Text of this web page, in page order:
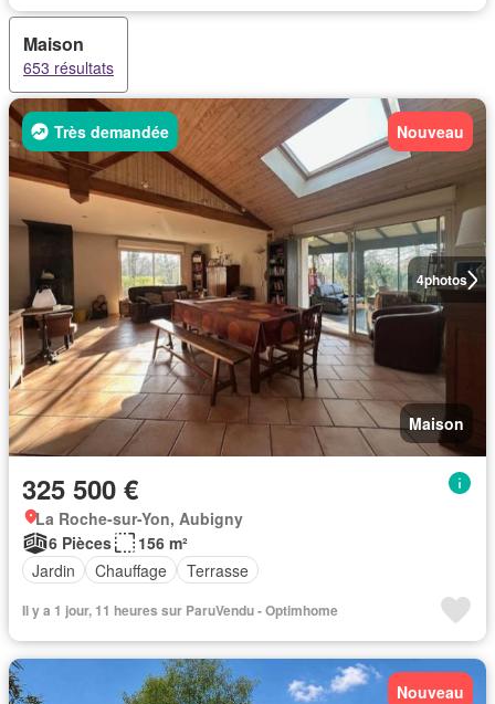
Maison
653 résultats
4photos
Très demandée Nouveau
Maison
325 500 €
La Roche-sur-Yon, Aubigny
6 Pièces
156 m²
Jardin
Chauffage Terrasse
Il y a 1 jour, 11 heures sur ParuVendu - Optimhome
Nouveau